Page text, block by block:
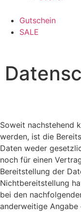
Gutschein
SALE
Soweit nachstehend
werden, ist die
Daten weder
noch für einen
Bereitstellung der
Nichtbereitstellung
bei den
anderweitige